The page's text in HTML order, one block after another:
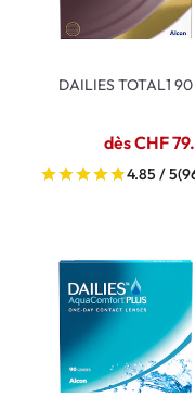
DAILIES TOTAL1 90
dès CHF
4.85 / 5